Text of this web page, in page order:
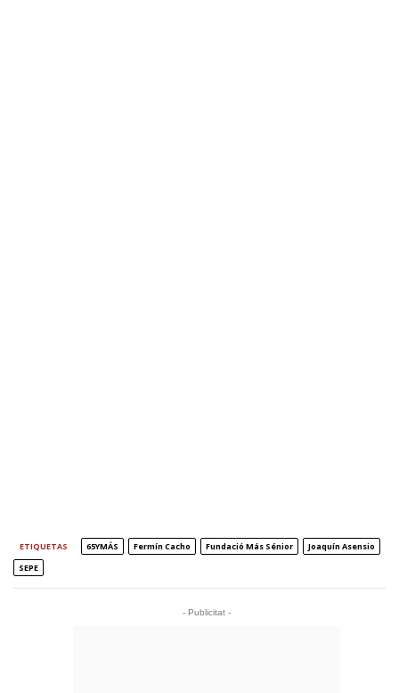
ETIQUETAS 65YMÁS Fermín Cacho Fundació Más Sénior
Joaquín Asensio
SEPE
- Publicitat -